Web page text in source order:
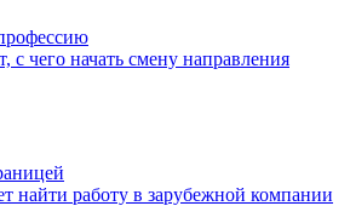
с чего начать смену направления
найти работу в зарубежной компании